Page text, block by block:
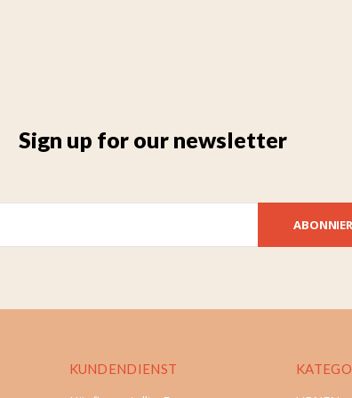
Sign up for our newsletter
KUNDENDIENST